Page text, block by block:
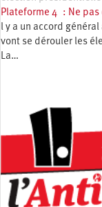
Plateforme 4 : Ne
l y a un accord
vont se dérouler les
La…